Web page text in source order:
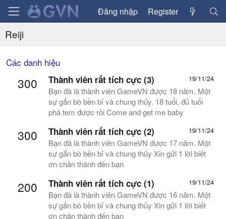
Đăng nhập Register
Reiji
Các danh hiệu
300 19/11/24
Thành viên rất tích cực (3)
Bạn đã là thành viên GameVN được 18 năm. Một
sự gắn bò bền bỉ và chung thủy. 18 tuổi, đủ tuổi
phá tem được rồi Come and get me baby
300 19/11/24
Thành viên rất tích cực (2)
Bạn đã là thành viên GameVN được 17 năm. Một
sự gắn bò bền bỉ và chung thủy Xin gửi 1 lời biết
ơn chân thành đến bạn
200 19/11/24
Thành viên rất tích cực (1)
Bạn đã là thành viên GameVN được 16 năm. Một
sự gắn bò bền bỉ và chung thủy Xin gửi 1 lời biết
ơn chân thành đến bạn